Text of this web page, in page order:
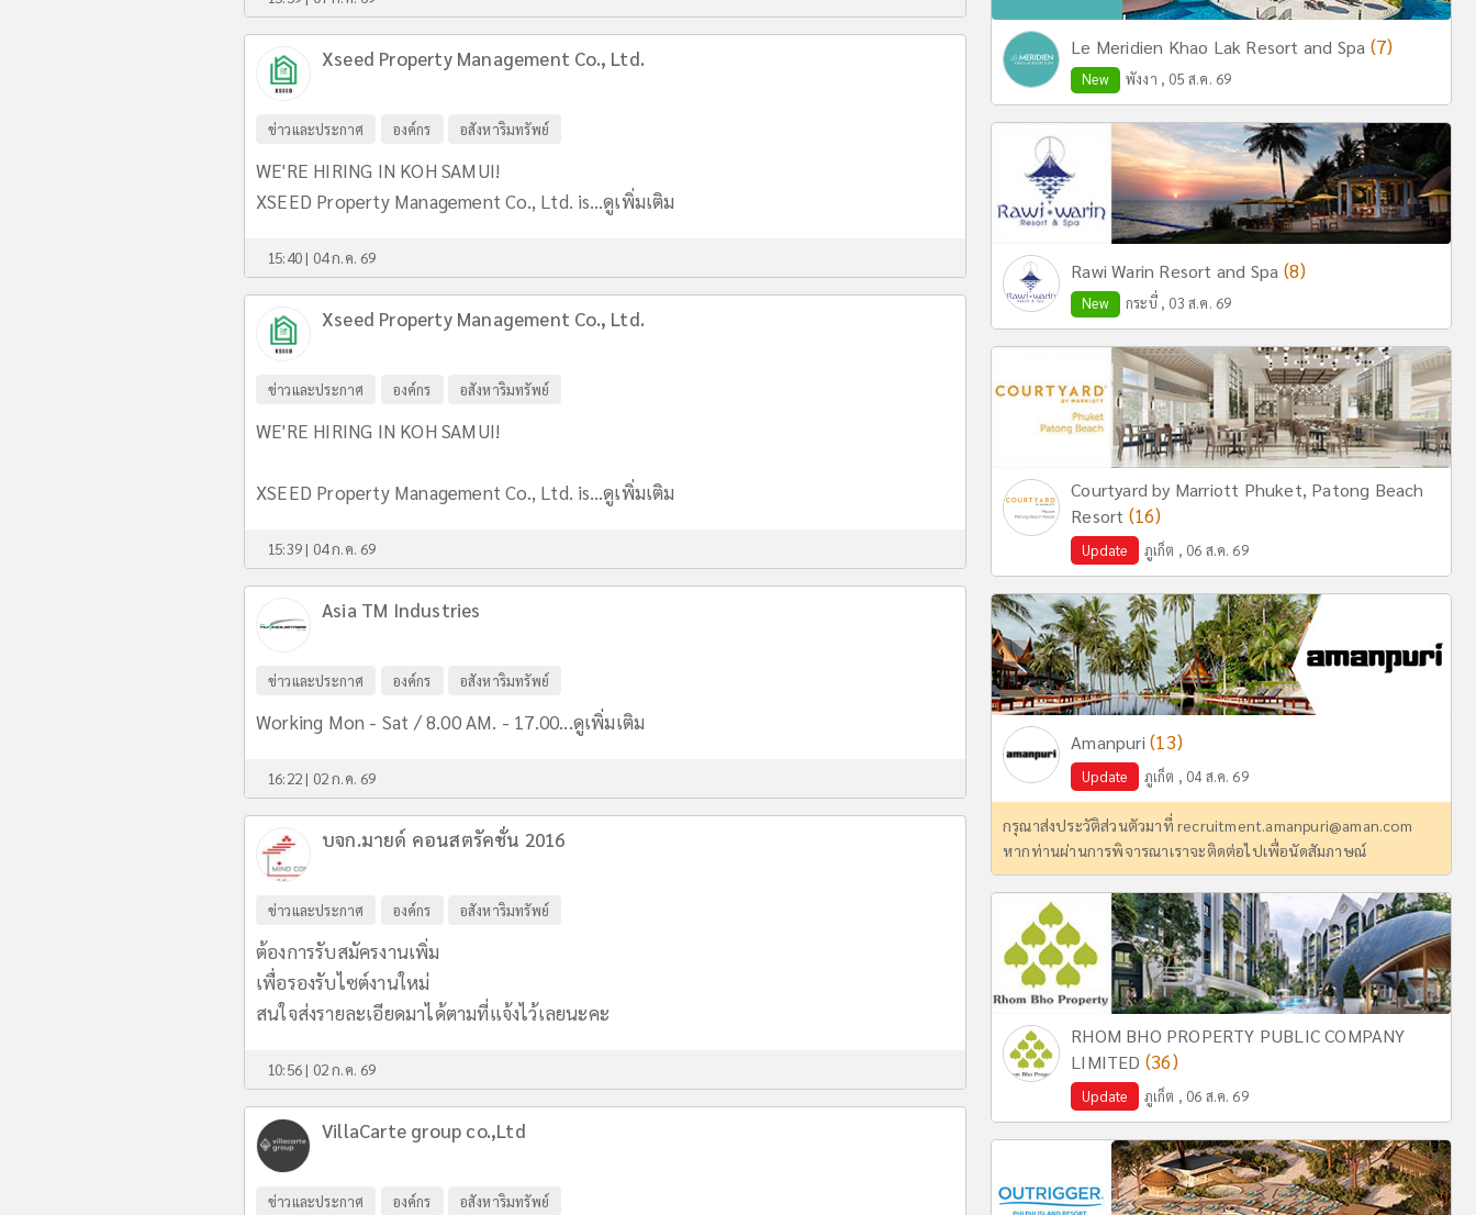
Xseed Property Management Co., Ltd.
ข่าวและประกาศ องค์กร อสังหาริมทรัพย์
WE'RE HIRING IN KOH SAMUI!
XSEED Property Management Co., Ltd. is...ดูเพิ่มเติม
15:40 | 04 ก.ค. 69
Xseed Property Management Co., Ltd.
ข่าวและประกาศ องค์กร อสังหาริมทรัพย์
WE'RE HIRING IN KOH SAMUI!
XSEED Property Management Co., Ltd. is...ดูเพิ่มเติม
15:39 | 04 ก.ค. 69
Asia TM Industries
ข่าวและประกาศ องค์กร อสังหาริมทรัพย์
Working Mon - Sat / 8.00 AM. - 17.00...ดูเพิ่มเติม
16:22 | 02 ก.ค. 69
บจก.มายด์ คอนสตรัคชั่น 2016
ข่าวและประกาศ องค์กร อสังหาริมทรัพย์
ต้องการรับสมัครงานเพิ่ม
เพื่อรองรับไซต์งานใหม่
สนใจส่งรายละเอียดมาได้ตามที่แจ้งไว้เลยนะคะ
10:56 | 02 ก.ค. 69
VillaCarte group co.,Ltd
ข่าวและประกาศ องค์กร อสังหาริมทรัพย์
Le Meridien Khao Lak Resort and Spa (7)
New พังงา , 05 ส.ค. 69
Rawi Warin Resort and Spa (8)
New กระบี่ , 03 ส.ค. 69
Courtyard by Marriott Phuket, Patong Beach
Resort (16)
Update ภูเก็ต , 06 ส.ค. 69
Amanpuri(13)
Update ภูเก็ต , 04 ส.ค. 69
กรุณาส่งประวัติส่วนตัวมาที่ recruitment.amanpuri@aman.com
หากท่านผ่านการพิจารณาเราจะติดต่อไปเพื่อนัดสัมภาษณ์
RHOM BHO PROPERTY PUBLIC COMPANY
LIMITED (36)
Update ภูเก็ต , 06 ส.ค. 69